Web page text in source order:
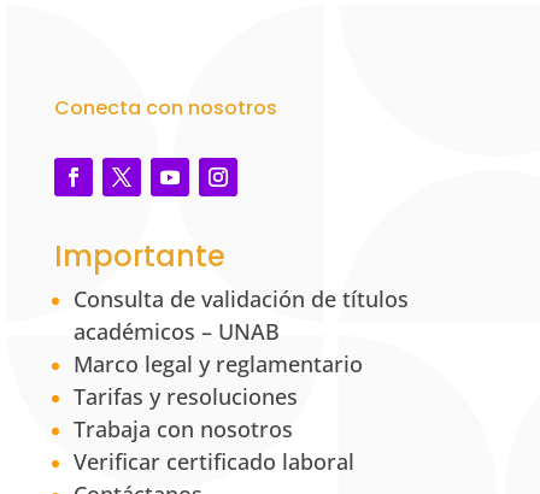
Conecta con nosotros
Importante
Consulta de validación de títulos
académicos – UNAB
Marco legal y reglamentario
Tarifas y resoluciones
Trabaja con nosotros
Verificar certificado laboral